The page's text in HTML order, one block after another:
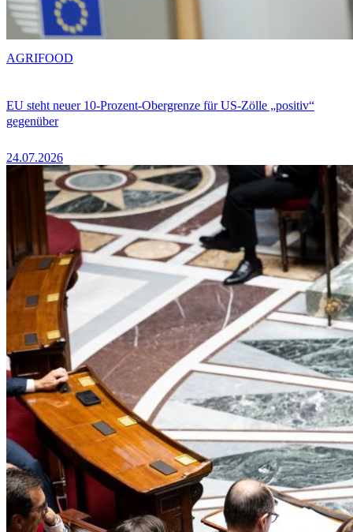
EU steht neuer 10-Prozent-Obergrenze für US-Zölle „positiv“
gegenüber
24.07.2026
AGRIFOOD